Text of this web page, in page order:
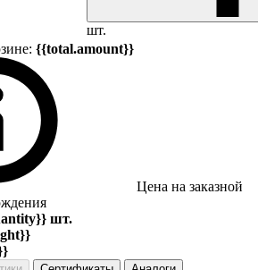
шт.
{{total.amount}}
Цена на заказной
шт.